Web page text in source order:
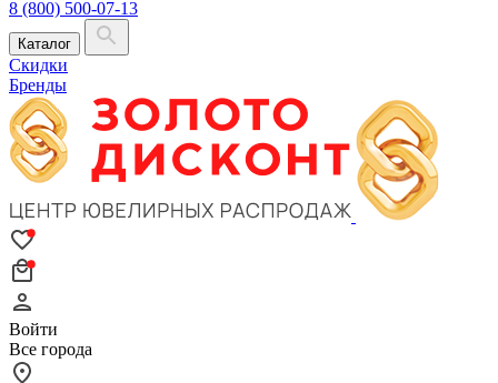
8 (800) 500-07-13
Каталог
Скидки
Бренды
Войти
Все города